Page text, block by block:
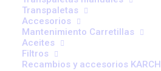
Transpaletas
Accesorios
Mantenimiento Carretillas
Aceites
Filtros
Recambios y accesorios